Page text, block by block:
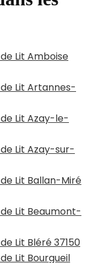
Lit Amboise
Lit Artannes-
Lit Azay-le-
Lit Azay-sur-
Lit Ballan-Miré
Lit Beaumont-
Lit Bléré 37150
Lit Bourgueil